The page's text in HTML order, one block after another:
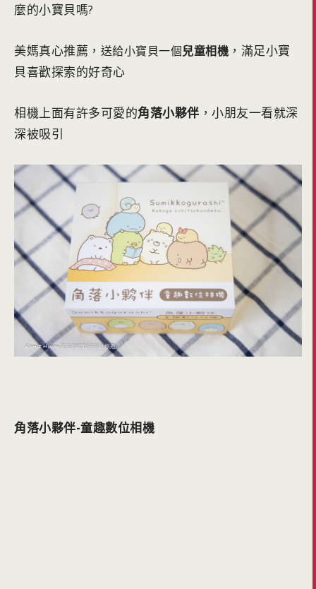
麼的小寶貝嗎?
美媽真心推薦， 送給小寶貝一個兒童相機 ，滿足小寶
貝喜歡探索的好奇心
相機上面有許多可愛的角落小夥伴 ，小朋友一看就深
深被吸引
角落小夥伴-童趣數位相機